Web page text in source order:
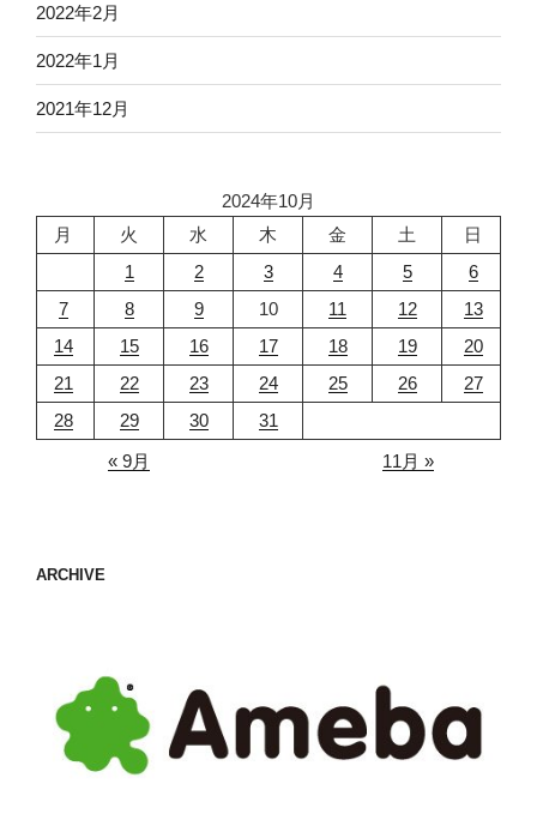
2022年2月
2022年1月
2021年12月
2024年10月
月
火 水 木 金 土
日
1
2 3 4 5
6
7
8 9 10 11 12
13
14
15 16 17 18 19
20
21
22 23 24 25 26
27
28
29 30
31
« 9月
11月 »
ARCHIVE